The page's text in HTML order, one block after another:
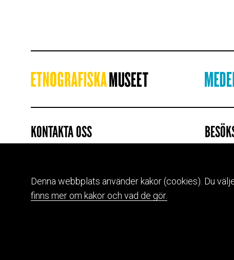
Denna webbplats använder kakor (cookies). Du
finns mer om kakor och vad de gör.
KONTAKTA OSS
info@etnografiskamuseet.se
Se